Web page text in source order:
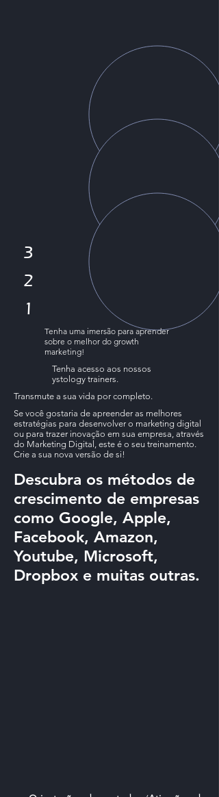
3
2
1
Tenha uma imersão para aprender
sobre o melhor do growth
marketing!
Tenha acesso aos nossos
ystology trainers.
Transmute a sua vida por completo.
Se você gostaria de apreender as melhores
estratégias para desenvolver o marketing digital
ou para trazer inovação em sua empresa, através
do Marketing Digital, este é o seu treinamento.
Crie a sua nova versão de si!
Descubra os métodos de
crescimento de empresas
como Google, Apple,
Facebook, Amazon,
Youtube, Microsoft,
Dropbox e muitas outras.